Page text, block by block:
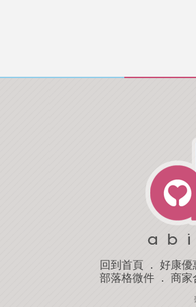
回到首頁 ． 好康優
部落格微件． 商家